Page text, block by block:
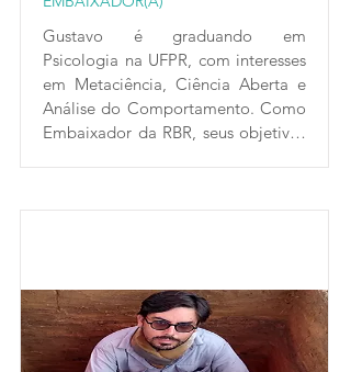
reprodutibilidade na Ciência do
Exercício e do Esporte.
Gustavo é graduando em
Psicologia na UFPR, com interesses
em Metaciência, Ciência Aberta e
Análise do Comportamento. Como
Embaixador da RBR, seus objetivos
implementação de práticas de